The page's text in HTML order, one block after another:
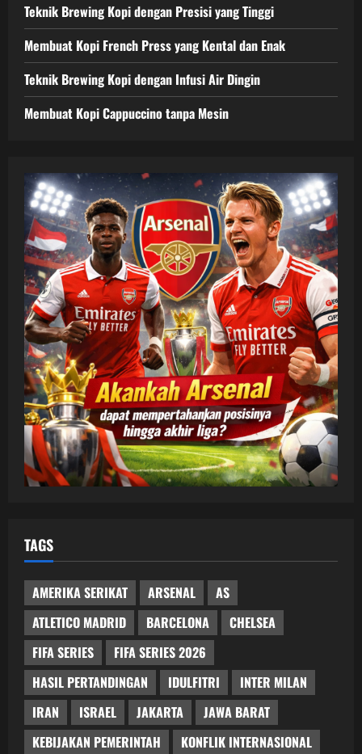
Teknik Brewing Kopi dengan Presisi yang Tinggi
Membuat Kopi French Press yang Kental dan Enak
Teknik Brewing Kopi dengan Infusi Air Dingin
Membuat Kopi Cappuccino tanpa Mesin
TAGS
AMERIKA SERIKAT ARSENAL
AS
ATLETICO MADRID
BARCELONA
CHELSEA
FIFA SERIES
FIFA SERIES 2026
HASIL PERTANDINGAN
IDULFITRI
INTER MILAN
IRAN
ISRAEL JAKARTA
JAWA BARAT
KEBIJAKAN PEMERINTAH
KONFLIK INTERNASIONAL